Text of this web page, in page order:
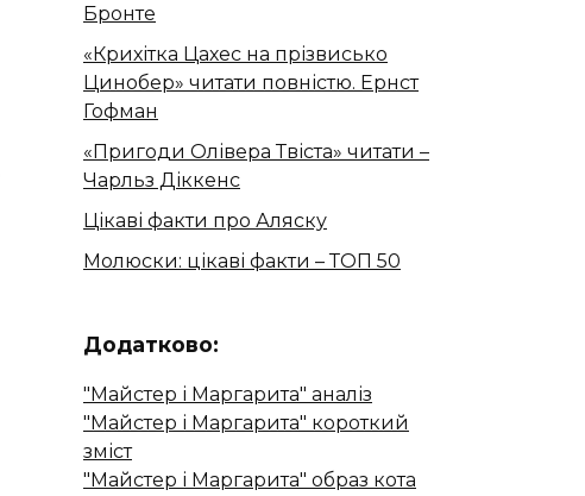
Бронте
«Крихітка Цахес на прізвисько
Цинобер» читати повністю. Ернст
Гофман
«Пригоди Олівера Твіста» читати –
Чарльз Діккенс
Цікаві факти про Аляску
Молюски: цікаві факти – ТОП 50
Додатково:
"Майстер і Маргарита" аналіз
"Майстер і Маргарита" короткий
зміст
"Майстер і Маргарита" образ кота